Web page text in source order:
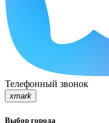
Телефонный звонок
xmark
Выбор города